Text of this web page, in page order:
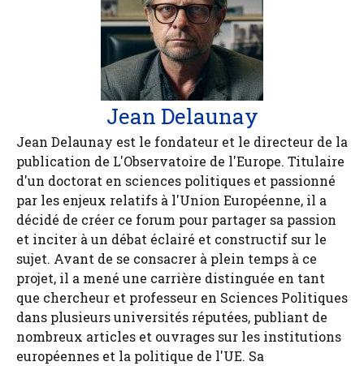
Jean Delaunay
Jean Delaunay est le fondateur et le directeur de la
publication de L'Observatoire de l'Europe. Titulaire
d'un doctorat en sciences politiques et passionné
par les enjeux relatifs à l'Union Européenne, il a
décidé de créer ce forum pour partager sa passion
et inciter à un débat éclairé et constructif sur le
sujet. Avant de se consacrer à plein temps à ce
projet, il a mené une carrière distinguée en tant
que chercheur et professeur en Sciences Politiques
dans plusieurs universités réputées, publiant de
nombreux articles et ouvrages sur les institutions
européennes et la politique de l'UE. Sa